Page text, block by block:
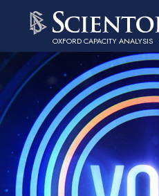
OXFORD CAPACITY ANALYSIS